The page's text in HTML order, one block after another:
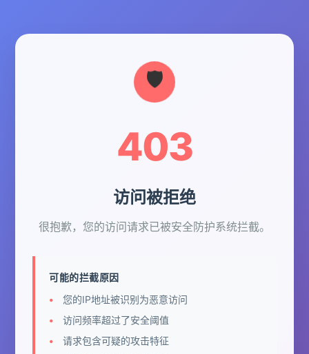
403
访问被拒绝
很抱歉，您的访问请求已被安全防护系统拦截。
可能的拦截原因
您的IP地址被识别为恶意访问
访问频率超过了安全阈值
请求包含可疑的攻击特征